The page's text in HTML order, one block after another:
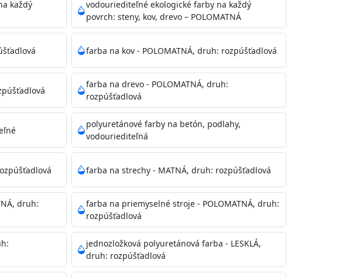
je
a občas opakujte aj počas náteru. Naneste jednu
23°C po dokonalom preschnutí minimálne 3-
podmienkach s vyššou vlhkosťou a nižšou
každý
vodouriediteľné ekologické farby na každý
povrch: steny, kov, drevo – POLOMATNÁ
farba na kov - POLOMATNÁ, druh: rozpúšťadlová
farba na drevo - POLOMATNÁ, druh:
rozpúšťadlová
polyuretánové farby na betón, podlahy,
vodouriediteľná
farba na strechy - MATNÁ, druh: rozpúšťadlová
druh:
farba na priemyselné stroje - POLOMATNÁ, druh:
rozpúšťadlová
jednozložková polyuretánová farba - LESKLÁ,
druh: rozpúšťadlová